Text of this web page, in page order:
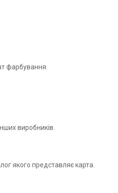
фарбування.
виробників.
якого представляє карта.